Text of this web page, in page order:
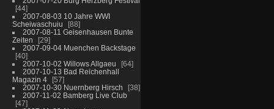
44
2007-08-03 10 Jahre WWI
Scheiwaschuiu
88
2007-08-11 Geisenhausen Bunte
Zeiten
29
2007-09-04 Muenchen Backstage
40
2007-10-02 Willows Allgaeu
64
2007-10-13 Bad Reichenhall
Magazin 4
57
2007-10-30 Nuernberg Hirsch
38
2007-11-02 Bamberg Live Club
47